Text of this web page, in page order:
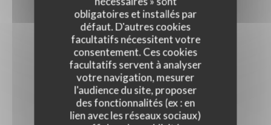
obligatoires et installés par
défaut. D'autres cookies
facultatifs nécessitent votre
consentement. Ces cookies
facultatifs servent à analyser
votre navigation, mesurer
l'audience du site, proposer
des fonctionnalités (ex : en
lien avec les réseaux sociaux)